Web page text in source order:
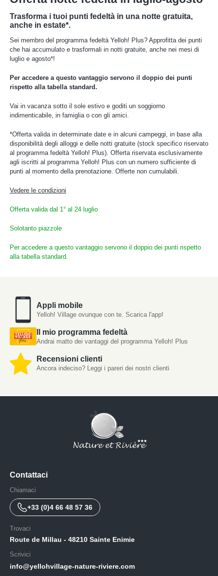
Trasforma i tuoi punti fedeltà in una notte gratuita,
anche in estate*.
Sei membro del programma fedeltà Yelloh! Plus? Approfitta dei punti
che hai accumulato e trasformali in notti gratuite, anche nei mesi di
luglio e agosto*!
Per accedere a questo vantaggio servono il doppio dei punti
rispetto alla tabella standard.
Vai in vacanza sotto il sole estivo e goditi un soggiorno
indimenticabile, in famiglia o con gli amici.
*Offerta valida in determinate date e in alcuni campeggi, in base alla
disponibilità degli alloggi e delle notti gratuite (stock specifico riservato
al programma fedeltà Yelloh! Plus). Offerta riservata esclusivamente
agli iscritti al programma Yelloh! Plus con un numero sufficiente di
punti al momento della prenotazione. Offerte non cumulabili.
Vedere le condizioni
Offerta valida dal 1° al 24 luglio
Solotanto piazzole
Per accedere a questo vantaggio servono il doppio dei punti rispetto
alla tabella standard.
Appli mobile
Yelloh! Village ovunque con te. Scarica l'app!
Il mio programma fedeltà
Andrai matto dei vantaggi del programma Yelloh! Plus
Recensioni clienti
Ancora indeciso? Leggi i pareri dei nostri clienti
Contattaci
Chiamaci
+33 (0)4 66 48 57 36
Trovaci
Route de Millau - 48210 Sainte Enimie
Scrivici
info@yellohvillage-nature-riviere.com